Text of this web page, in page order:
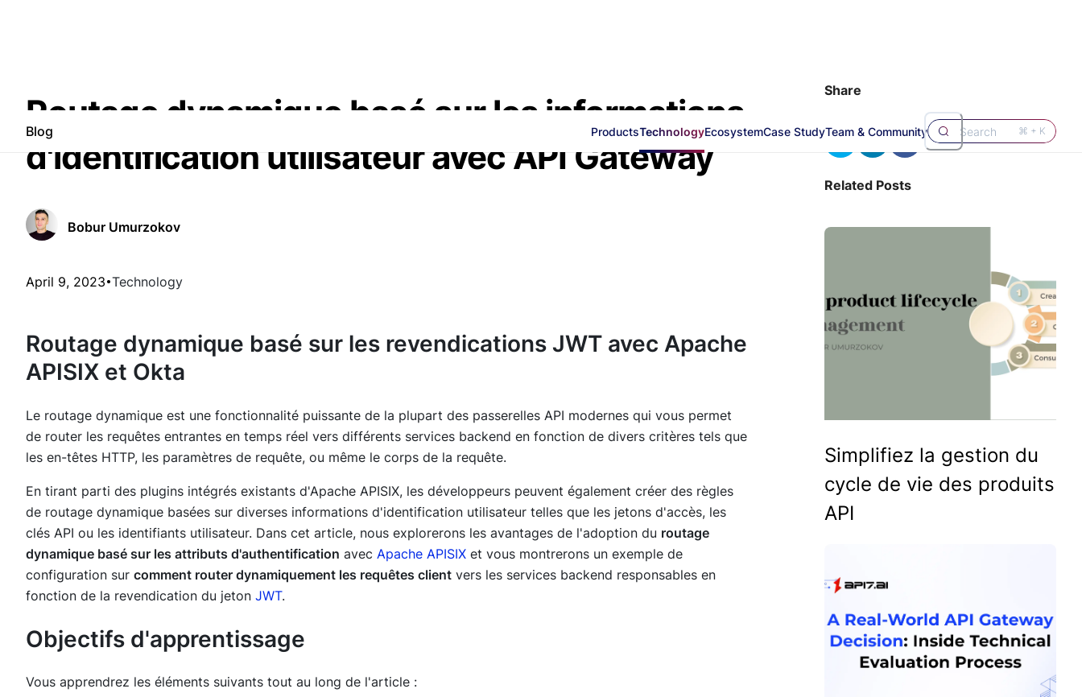
Blog ProductsTechnologyEcosystemCase StudyTeam & Community Search ⌘ + K
Routage dynamique basé sur les informations
d'identification utilisateur avec API Gateway
Bobur Umurzokov
April 9, 2023 Technology
Routage dynamique basé sur les revendications JWT avec Apache
APISIX et Okta
Le routage dynamique est une fonctionnalité puissante de la plupart des passerelles API modernes qui vous permet
de router les requêtes entrantes en temps réel vers différents services backend en fonction de divers critères tels que
les en-têtes HTTP, les paramètres de requête, ou même le corps de la requête.
En tirant parti des plugins intégrés existants d'Apache APISIX, les développeurs peuvent également créer des règles
de routage dynamique basées sur diverses informations d'identification utilisateur telles que les jetons d'accès, les
clés API ou les identifiants utilisateur. Dans cet article, nous explorerons les avantages de l'adoption du routage
dynamique basé sur les attributs d'authentification avec Apache APISIX et vous montrerons un exemple de
configuration sur comment router dynamiquement les requêtes client vers les services backend responsables en
fonction de la revendication du jeton JWT.
Objectifs d'apprentissage
Vous apprendrez les éléments suivants tout au long de l'article :
Share
Related Posts
Simplifiez la gestion du
cycle de vie des produits
API